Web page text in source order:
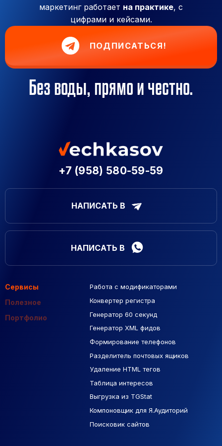
маркетинг работает на практике, с
цифрами и кейсами.
ПОДПИСАТЬСЯ!
Без воды, прямо и честно.
+7 (958) 580-59-59
НАПИСАТЬ В
НАПИСАТЬ В
Сервисы
Полезное
Портфолио
Работа с модификаторами
Конвертер регистра
Генератор 60 секунд
Генератор XML фидов
Формирование телефонов
Разделитель почтовых ящиков
Удаление HTML тегов
Таблица интересов
Выгрузка из TGStat
Компоновщик для Я.Аудиторий
Поисковик сайтов
Подборка сайтов
Макеты Figma
База Яндекс Карты
РСЯ площадки
Созданные сайты
Контекстная реклама